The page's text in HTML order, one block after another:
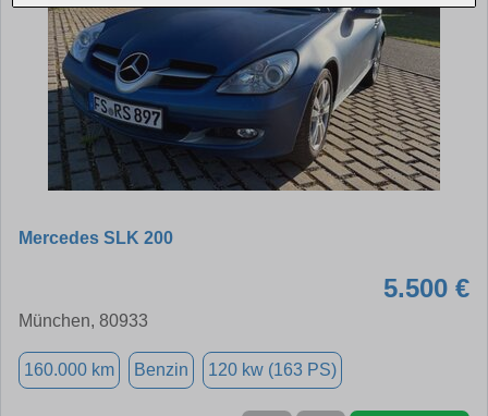
Mercedes SLK 200
5.500 €
München, 80933
160.000 km Benzin 120 kw (163 PS)